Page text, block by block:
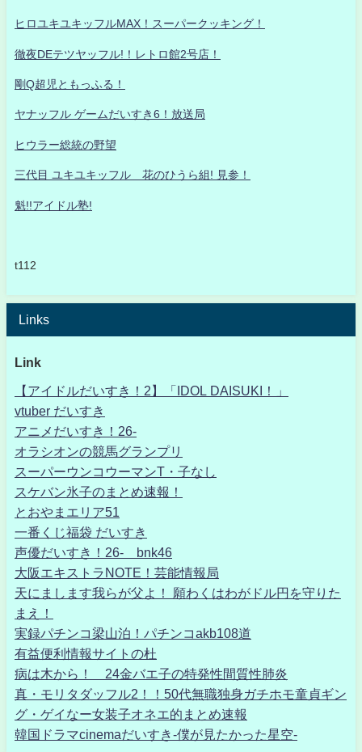
ヒロユキユキッフルMAX！スーパークッキング！
徹夜DEテツヤッフル!！レトロ館2号店！
剛Q超児ともっふる！
ヤナッフル ゲームだいすき6！放送局
ヒウラー総統の野望
三代目 ユキユキッフル 花のひうら組! 見参！
魁!!アイドル塾!
t112
Links
Link
【アイドルだいすき！2】「IDOL DAISUKI！」
vtuber だいすき
アニメだいすき！26-
オラシオンの競馬グランプリ
スーパーウンコウーマンT・子なし
スケバン氷子のまとめ速報！
とおやまエリア51
一番くじ福袋 だいすき
声優だいすき！26- bnk46
大阪エキストラNOTE！芸能情報局
天にまします我らが父よ！ 願わくはわがドル円を守りた
まえ！
実録パチンコ梁山泊！パチンコakb108道
有益便利情報サイトの杜
病は木から！ 24金バエ子の特発性間質性肺炎
真・モリタダッフル2！！50代無職独身ガチホモ童貞ギン
グ・ゲイなー女装子オネエ的まとめ速報
韓国ドラマcinemaだいすき-僕が見たかった星空-